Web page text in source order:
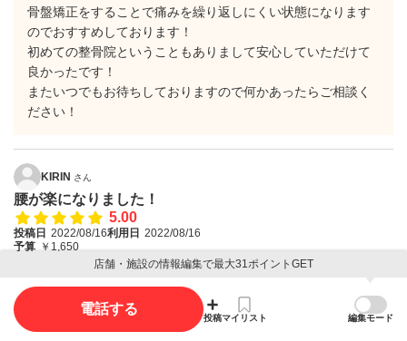
骨盤矯正をすることで痛みを繰り返しにくい状態になります
のでおすすめしております！
初めての整骨院ということもありまして安心していただけて
良かったです！
またいつでもお待ちしておりますので何かあったらご相談く
ださい！
KIRIN さん
腰が楽になりました！
5.00
投稿日 2022/08/16利用日 2022/08/16
予算 ￥1,650
普段腰を屈めて仕事をしているので腰がすごく張っていたのです
が、いつも腰にあった鈍痛が少し楽になり、夜もぐっすり眠れて
店舗・施設の情報編集で最大31ポイントGET
電話する
投稿マイリスト 編集モード